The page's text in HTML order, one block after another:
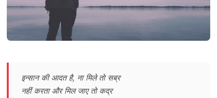
इन्सान की आदत है, ना मिले तो सब्र
नहीं करता और मिल जाए तो कद्र